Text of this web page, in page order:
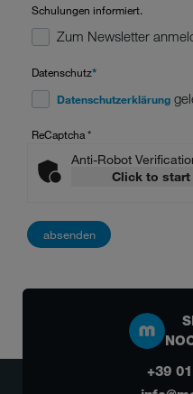
Schulungen informiert.
Zum Newsletter
Datenschutz*
Datenschutzerklärung
ReCaptcha*
Anti-Robot
Click to
+39